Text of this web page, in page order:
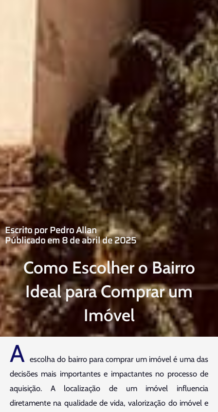
Como Escolher o Bairro
Ideal para Comprar um
Imóvel
Públicado em 8 de abril de 2025
Escrito por Pedro Allan
A escolha do bairro para comprar um imóvel é uma das
decisões mais importantes e impactantes no processo de
aquisição. A localização de um imóvel influencia
diretamente na qualidade de vida, valorização do imóvel e